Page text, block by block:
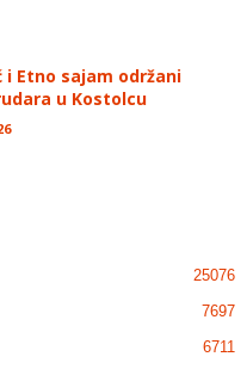
Etno sajam održani
u Kostolcu
25076
7697
6711